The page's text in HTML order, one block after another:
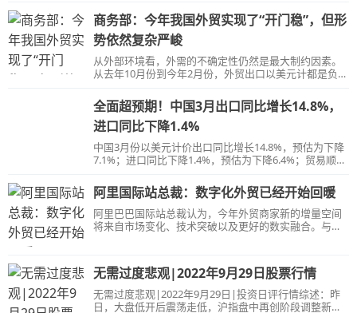
商务部：今年我国外贸实现了“开门稳”，但形
势依然复杂严峻
从外部环境看，外需的不确定性仍然是最大制约因素。
从去年10月份到今年2月份，外贸出口以美元计都是负增
全面超预期！中国3月出口同比增长14.8%，
进口同比下降1.4%
中国3月份以美元计价出口同比增长14.8%，预估为下降
7.1%；进口同比下降1.4%，预估为下降6.4%；贸易顺差
阿里国际站总裁：数字化外贸已经开始回暖
阿里巴巴国际站总裁认为，今年外贸商家新的增量空间
将来自市场变化、技术突破以及更好的数实融合。与此
无需过度悲观|2022年9月29日股票行情
无需过度悲观|2022年9月29日|投资日评行情综述：昨
日，大盘低开后震荡走低，沪指盘中再创阶段调整新